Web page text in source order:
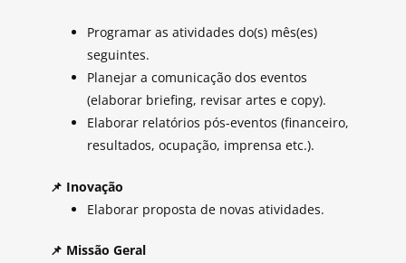
Programar as atividades do(s) mês(es)
seguintes.
Planejar a comunicação dos eventos
(elaborar briefing, revisar artes e copy).
Elaborar relatórios pós-eventos (financeiro,
resultados, ocupação, imprensa etc.).
📌 Inovação
Elaborar proposta de novas atividades.
📌 Missão Geral